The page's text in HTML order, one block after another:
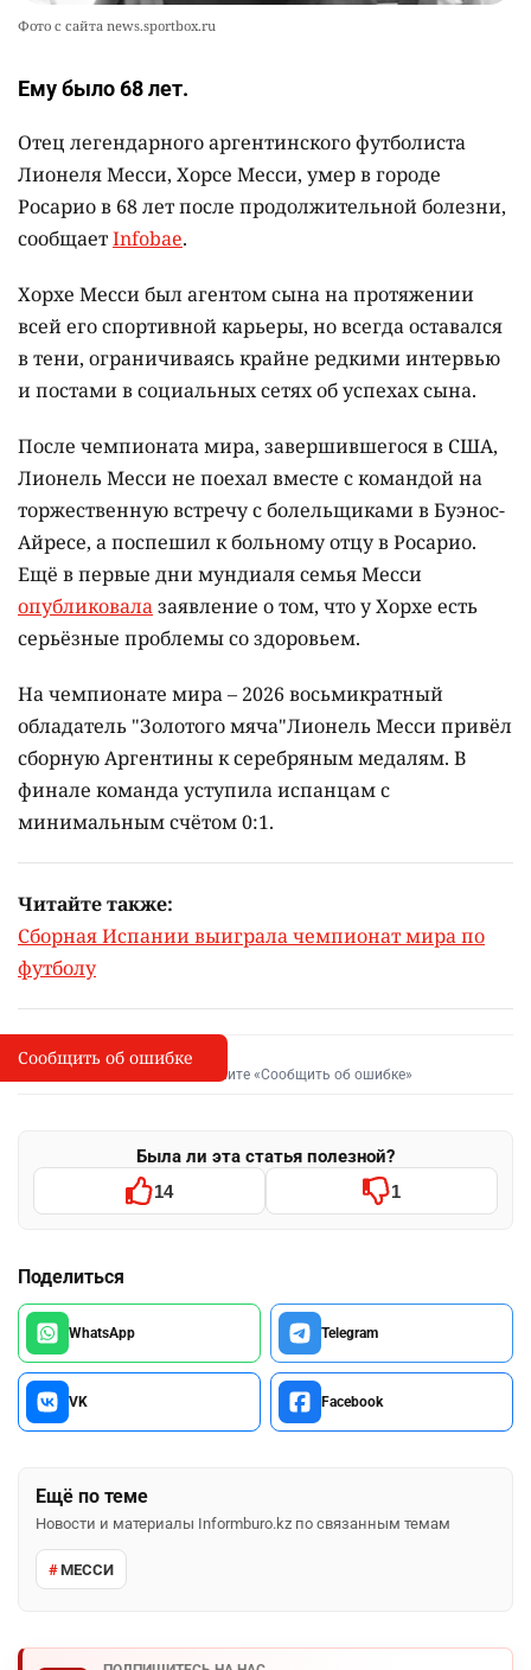
Фото с сайта news.sportbox.ru
Ему было 68 лет.
Отец легендарного аргентинского футболиста
Лионеля Месси, Хорсе Месси, умер в городе
Росарио в 68 лет после продолжительной болезни,
сообщаетInfobae.
Хорхе Месси был агентом сына на протяжении
всей его спортивной карьеры, но всегда оставался
в тени, ограничиваясь крайне редкими интервью
и постами в социальных сетях об успехах сына.
После чемпионата мира, завершившегося в США,
Лионель Месси не поехал вместе с командой на
торжественную встречу с болельщиками в Буэнос-
Айресе, а поспешил к больному отцу в Росарио.
Ещё в первые дни мундиаля семья Месси
опубликовалазаявление о том, что у Хорхе есть
серьёзные проблемы со здоровьем.
На чемпионате мира – 2026 восьмикратный
обладатель "Золотого мяча"Лионель Месси привёл
сборную Аргентины к серебряным медалям. В
финале команда уступила испанцам с
минимальным счётом 0:1.
Читайте также:
Сборная Испании выиграла чемпионат мира по
футболу
I
Сообщить об опечатке
Выделите фрагмент и нажмите «Сообщить об ошибке»
Была ли эта статья полезной?
14 1
Поделиться
WhatsApp Telegram
VK Facebook
Ещё по теме
Новости и материалы Informburo.kz по связанным темам
МЕССИ
Сообщить об ошибке